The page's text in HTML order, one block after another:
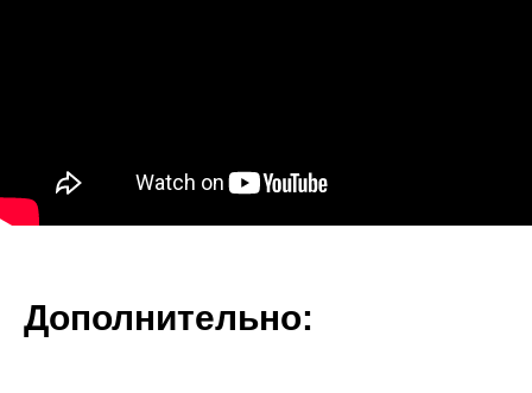
Дополнительно: